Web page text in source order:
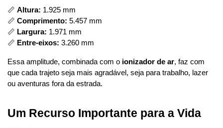
📏 Altura: 1.925 mm
📏 Comprimento: 5.457 mm
📏 Largura: 1.971 mm
📏 Entre-eixos: 3.260 mm
Essa amplitude, combinada com o ionizador de ar, faz com
que cada trajeto seja mais agradável, seja para trabalho, lazer
ou aventuras fora da estrada.
Um Recurso Importante para a Vida